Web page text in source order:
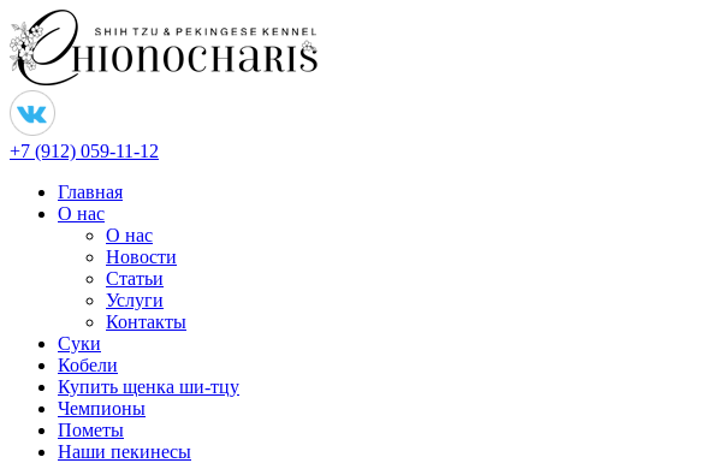
+7 (912) 059-11-12
Главная
О нас
О нас
Новости
Статьи
Услуги
Контакты
Суки
Кобели
Купить щенка ши-тцу
Чемпионы
Пометы
Наши пекинесы